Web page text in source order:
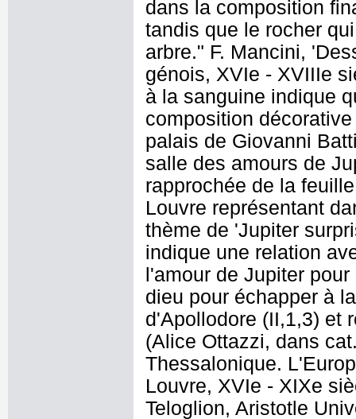
dans la composition
tandis que le rocher
arbre." F. Mancini,
génois, XVIe - XVIIIe
à la sanguine indique
composition
palais de Giovanni
salle des amours de
rapprochée de la
Louvre représentant
thème de 'Jupiter
indique une relation
l'amour de Jupiter
dieu pour échapper à
d'Apollodore (II,1,3) et
(Alice Ottazzi, dans
Thessalonique.
Louvre, XVIe - XIXe
Teloglion, Aristotle